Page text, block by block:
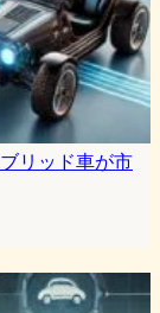
リッド車が市